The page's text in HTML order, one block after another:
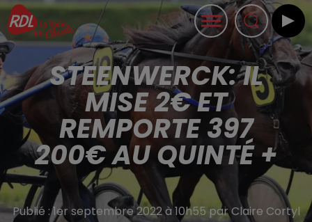
STEENWERCK: IL
MISE 2€ ET
REMPORTE 397
200€ AU QUINTÉ +
Publié : 1er septembre 2022 à 10h55 par Claire Cortyl